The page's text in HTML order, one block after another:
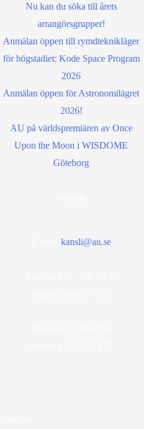
Nu kan du söka till årets
arrangörsgrupper!
Anmälan öppen till rymdteknikläger
för högstadiet: Kode Space Program
2026
Anmälan öppen för Astronomilägret
2026!
AU på världspremiären av Once
Upon the Moon i WISDOME
Göteborg
kansli@au.se